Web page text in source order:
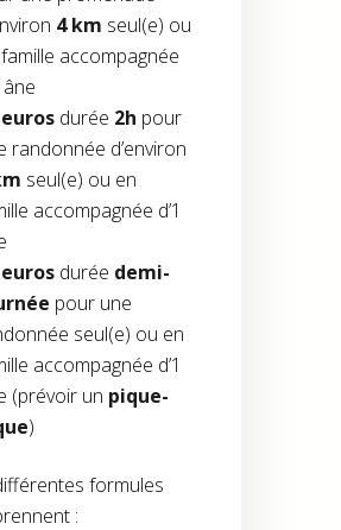
4 km seul(e) ou
accompagnée
âne
durée 2h pour
randonnée d’environ
seul(e) ou en
accompagnée d’1
durée demi-
pour une
seul(e) ou en
accompagnée d’1
(prévoir un pique-
)
formules
: